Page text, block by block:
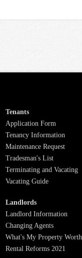
Tenants
Application Form
Tenancy Information
Maintenance Request
Tradesman's List
Terminating and Vacating
Vacating Guide
Landlords
Landlord Information
Changing Agents
What's My Property Worth
Rental Reforms 2021